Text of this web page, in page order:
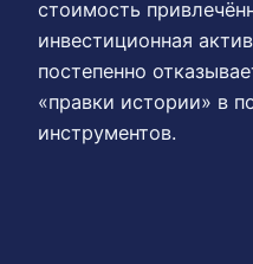
стоимость
инвестиционная
постепенно
«правки истории» в
инструментов.